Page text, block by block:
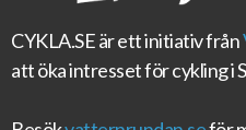
CYKLA.SEär ett initiativ från
att öka intresset för cykling i